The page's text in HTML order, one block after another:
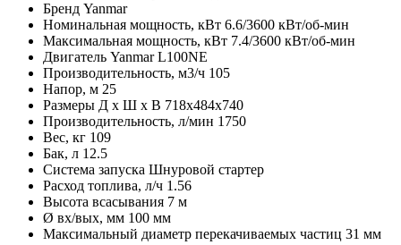
Бренд Yanmar
Номинальная мощность, кВт 6.6/3600 кВт/об-мин
Максимальная мощность, кВт 7.4/3600 кВт/об-мин
Двигатель Yanmar L100NE
Производительность, м3/ч 105
Напор, м 25
Размеры Д х Ш х В 718х484х740
Производительность, л/мин 1750
Вес, кг 109
Бак, л 12.5
Система запуска Шнуровой стартер
Расход топлива, л/ч 1.56
Высота всасывания 7 м
Ø вх/вых, мм 100 мм
Максимальный диаметр перекачиваемых частиц 31 мм